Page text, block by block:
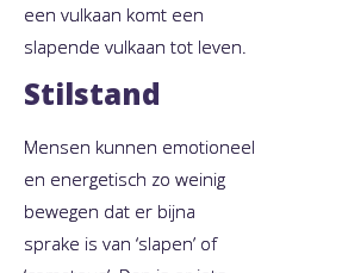
een vulkaan komt een
slapende vulkaan tot leven.
Stilstand
Mensen kunnen emotioneel
en energetisch zo weinig
bewegen dat er bijna
sprake is van ‘slapen’ of